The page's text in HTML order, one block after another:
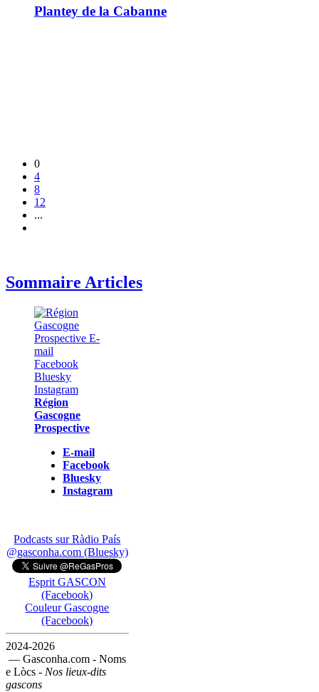
Plantey de la Cabanne
0
4
8
12
...
Sommaire Articles
Région
Gascogne
Prospective
E-mail
Facebook
Bluesky
Instagram
Podcasts sur Ràdio País
@gasconha.com (Bluesky)
Esprit GASCON
(Facebook)
Couleur Gascogne
(Facebook)
2024-2026
— Gasconha.com - Noms
e Lòcs - Nos lieux-dits
gascons